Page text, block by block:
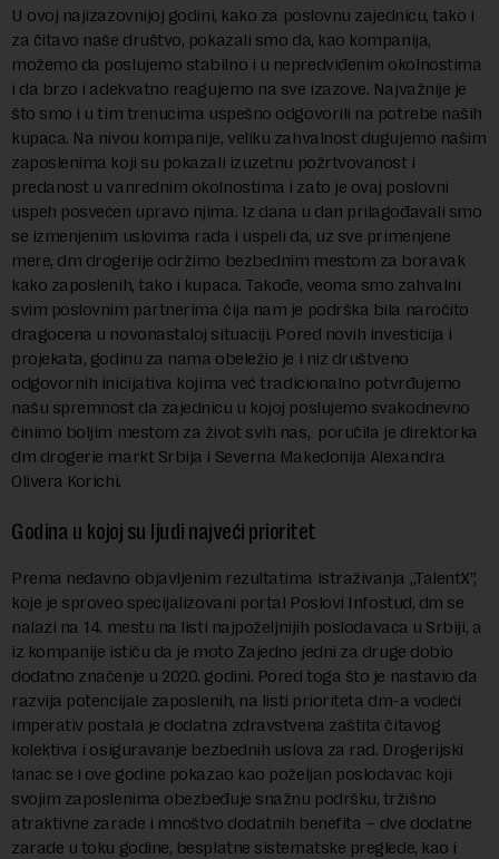
U ovoj najizazovnijoj godini, kako za poslovnu zajednicu, tako i
za čitavo naše društvo, pokazali smo da, kao kompanija,
možemo da poslujemo stabilno i u nepredviđenim okolnostima
i da brzo i adekvatno reagujemo na sve izazove. Najvažnije je
što smo i u tim trenucima uspešno odgovorili na potrebe naših
kupaca. Na nivou kompanije, veliku zahvalnost dugujemo našim
zaposlenima koji su pokazali izuzetnu požrtvovanost i
predanost u vanrednim okolnostima i zato je ovaj poslovni
uspeh posvećen upravo njima. Iz dana u dan prilagođavali smo
se izmenjenim uslovima rada i uspeli da, uz sve primenjene
mere, dm drogerije održimo bezbednim mestom za boravak
kako zaposlenih, tako i kupaca. Takođe, veoma smo zahvalni
svim poslovnim partnerima čija nam je podrška bila naročito
dragocena u novonastaloj situaciji. Pored novih investicija i
projekata, godinu za nama obeležio je i niz društveno
odgovornih inicijativa kojima već tradicionalno potvrđujemo
našu spremnost da zajednicu u kojoj poslujemo svakodnevno
činimo boljim mestom za život svih nas, poručila je direktorka
dm drogerie markt Srbija i Severna Makedonija Alexandra
Olivera Korichi.
Godina u kojoj su ljudi najveći prioritet
Prema nedavno objavljenim rezultatima istraživanja „TalentX”,
koje je sproveo specijalizovani portal Poslovi Infostud, dm se
nalazi na 14. mestu na listi najpoželjnijih poslodavaca u Srbiji, a
iz kompanije ističu da je moto Zajedno jedni za druge dobio
dodatno značenje u 2020. godini. Pored toga što je nastavio da
razvija potencijale zaposlenih, na listi prioriteta dm-a vodeći
imperativ postala je dodatna zdravstvena zaštita čitavog
kolektiva i osiguravanje bezbednih uslova za rad. Drogerijski
lanac se i ove godine pokazao kao poželjan poslodavac koji
svojim zaposlenima obezbeđuje snažnu podršku, tržišno
atraktivne zarade i mnoštvo dodatnih benefita – dve dodatne
zarade u toku godine, besplatne sistematske preglede, kao i